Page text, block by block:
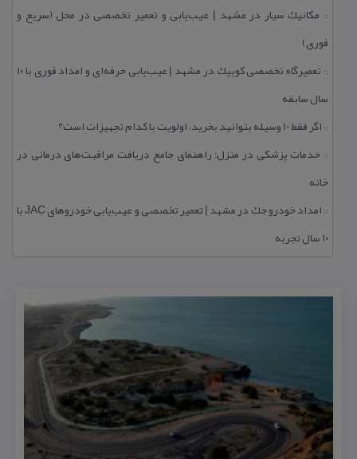
:: مكانیك سیار در مشهد | عیب‌یابی و تعمیر تخصصی در محل (سریع و
فوری)
::
تعمیرگاه تخصصی كوییك در مشهد | عیب‌یابی حرفه‌ای و امداد فوری با ۱۰
سال سابقه
:: اگر فقط 10 وسیله بتوانید بخرید، اولویت با كدام تجهیزات است؟
:: خدمات پزشكی در منزل؛ راهنمای جامع دریافت مراقبت‌های درمانی در
خانه
::
امداد خودرو جك در مشهد | تعمیر تخصصی و عیب‌یابی خودروهای JAC با
۱۰ سال تجربه